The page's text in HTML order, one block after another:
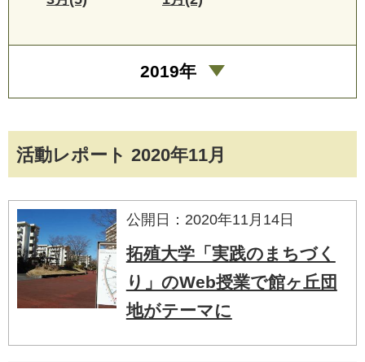
活動レポート 2020年11月
公開日：2020年11月14日
拓殖大学「実践のまちづく
り」のWeb授業で館ヶ丘団
地がテーマに
2019年